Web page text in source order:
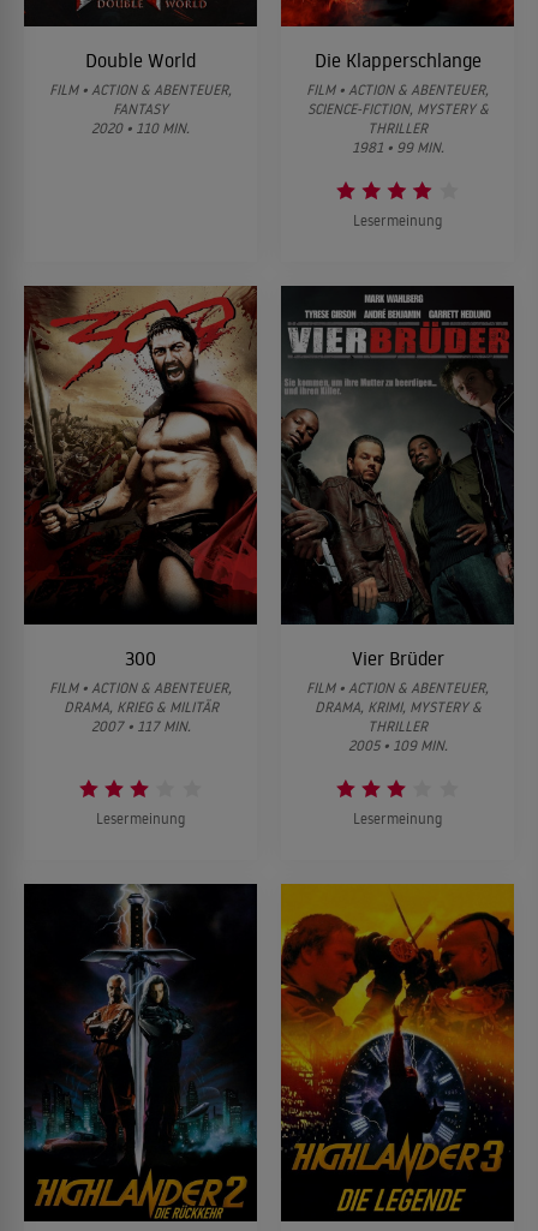
Double World
FILM • ACTION & ABENTEUER,
FANTASY
2020 • 110 MIN.
Die Klapperschlange
FILM • ACTION & ABENTEUER,
SCIENCE-FICTION, MYSTERY &
THRILLER
1981 • 99 MIN.
Lesermeinung
300
FILM • ACTION & ABENTEUER,
DRAMA, KRIEG & MILITÄR
2007 • 117 MIN.
Lesermeinung
Vier Brüder
FILM • ACTION & ABENTEUER,
DRAMA, KRIMI, MYSTERY &
THRILLER
2005 • 109 MIN.
Lesermeinung